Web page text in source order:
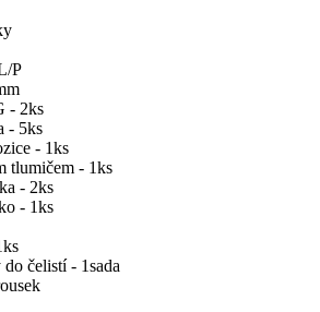
P
- 2ks
- 5ks
- 1ks
tlumičem - 1ks
- 2ks
- 1ks
čelistí - 1sada